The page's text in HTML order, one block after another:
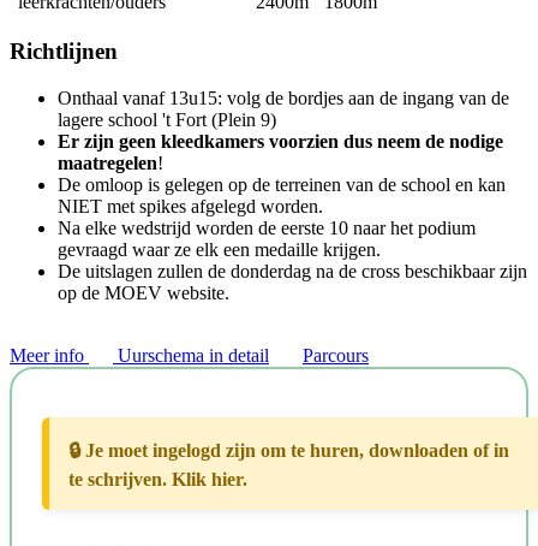
Richtlijnen
Onthaal vanaf 13u15: volg de bordjes aan de ingang van de
lagere school 't Fort (Plein 9)
Er zijn geen kleedkamers voorzien dus neem de nodige
maatregelen!
De omloop is gelegen op de terreinen van de school en kan
NIET met spikes afgelegd worden.
Na elke wedstrijd worden de eerste 10 naar het podium
gevraagd waar ze elk een medaille krijgen.
De uitslagen zullen de donderdag na de cross beschikbaar zijn
op de MOEV website.
Meer info Uurschema in detail Parcours
🔒 Je moet ingelogd zijn om te huren, downloaden of in
te schrijven. Klik hier.